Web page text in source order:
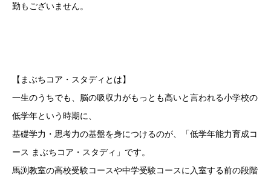
勤もございません。
【まぶちコア・スタディとは】
一生のうちでも、脳の吸収力がもっとも高いと言われる小学校の
低学年という時期に、
基礎学力・思考力の基盤を身につけるのが、「低学年能力育成コ
ース まぶちコア・スタディ」です。
馬渕教室の高校受験コースや中学受験コースに入室する前の段階